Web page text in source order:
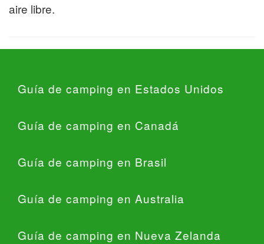
aire libre.
Guía de camping en Estados Unidos
Guía de camping en Canadá
Guía de camping en Brasil
Guía de camping en Australia
Guía de camping en Nueva Zelanda